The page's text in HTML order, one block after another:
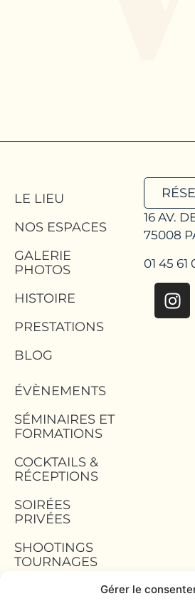
Gérer le
LE LIEU
NOS ESPACES
GALERIE
PHOTOS
HISTOIRE
PRESTATIONS
BLOG
ÉVÈNEMENTS
SÉMINAIRES ET
FORMATIONS
COCKTAILS &
RÉCEPTIONS
SOIRÉES
PRIVÉES
SHOOTINGS
TOURNAGES
TEAM BUILDING
16 AV.
75008
01 45 61